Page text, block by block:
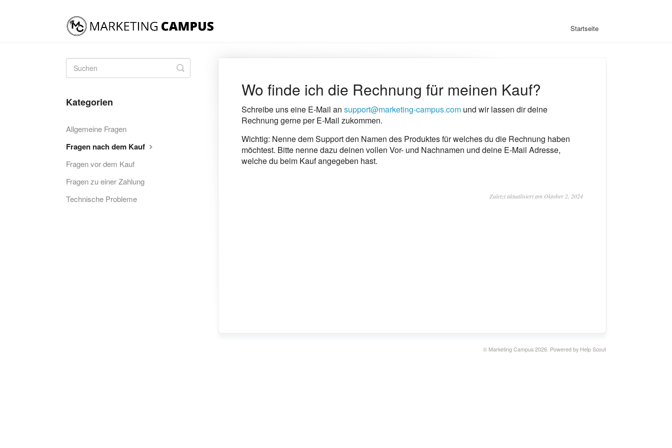
Startseite
Wo finde ich die Rechnung für meinen Kauf?
Schreibe uns eine E-Mail an support@marketing-campus.comund wir lassen dir deine
Rechnung gerne per E-Mail zukommen.
Wichtig: Nenne dem Support den Namen des Produktes für welches du die Rechnung haben
möchtest. Bitte nenne dazu deinen vollen Vor- und Nachnamen und deine E-Mail Adresse,
welche du beim Kauf angegeben hast.
Zuletzt aktualisiert am Oktober 2, 2024
Toggle
Search
Kategorien
Allgemeine Fragen
Fragen nach dem Kauf
Fragen vor dem Kauf
Fragen zu einer Zahlung
Technische Probleme
© Marketing Campus 2026. Powered by Help Scout